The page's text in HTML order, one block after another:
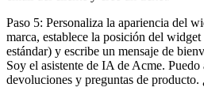
Paso 5: Personaliza la apariencia del
marca, establece la posición del
estándar) y escribe un mensaje de
Soy el asistente de IA de Acme.
devoluciones y preguntas de producto.